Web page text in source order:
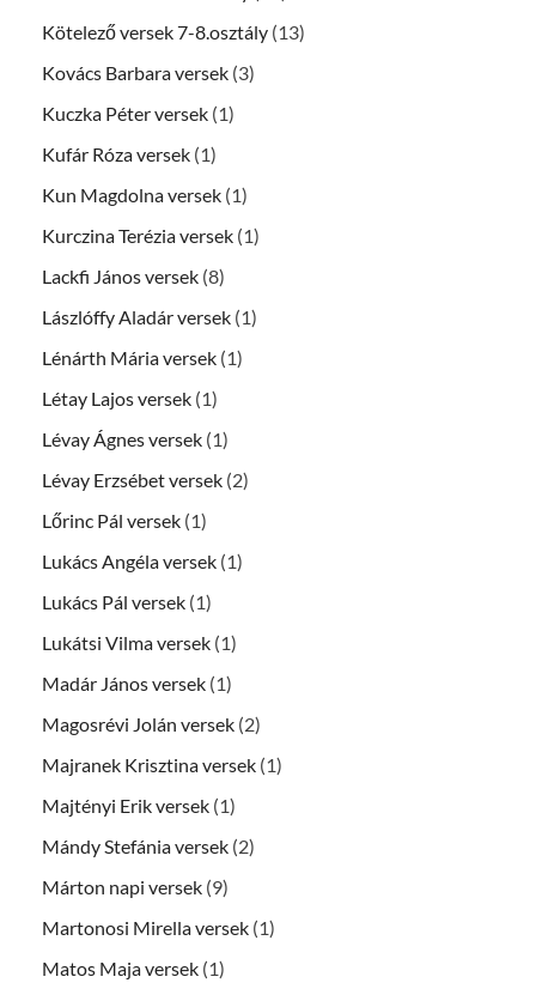
Kötelező versek 7-8.osztály (13)
Kovács Barbara versek (3)
Kuczka Péter versek (1)
Kufár Róza versek (1)
Kun Magdolna versek (1)
Kurczina Terézia versek (1)
Lackfi János versek (8)
Lászlóffy Aladár versek (1)
Lénárth Mária versek (1)
Létay Lajos versek (1)
Lévay Ágnes versek (1)
Lévay Erzsébet versek (2)
Lőrinc Pál versek (1)
Lukács Angéla versek (1)
Lukács Pál versek (1)
Lukátsi Vilma versek (1)
Madár János versek (1)
Magosrévi Jolán versek (2)
Majranek Krisztina versek (1)
Majtényi Erik versek (1)
Mándy Stefánia versek (2)
Márton napi versek (9)
Martonosi Mirella versek (1)
Matos Maja versek (1)